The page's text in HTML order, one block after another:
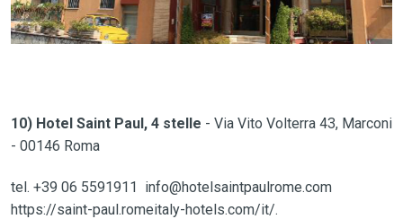
10) Hotel Saint Paul, 4 stelle - Via Vito Volterra 43, Marconi
- 00146 Roma
tel. +39 06 5591911 info@hotelsaintpaulrome.com
https://saint-paul.romeitaly-hotels.com/it/.